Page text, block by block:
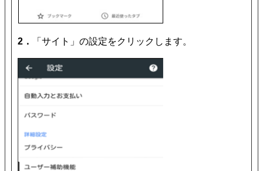
2． 「サイト」の設定をクリックします。